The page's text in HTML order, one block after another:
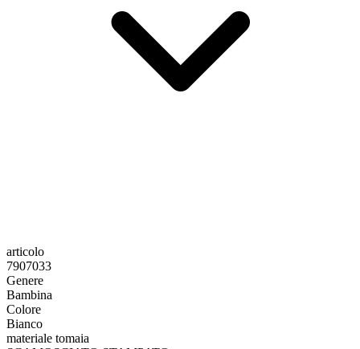
articolo
7907033
Genere
Bambina
Colore
Bianco
materiale tomaia